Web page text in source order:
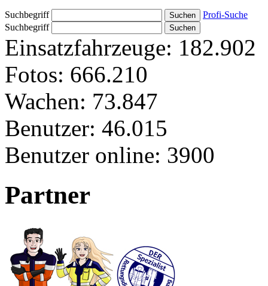
Suchbegriff
Profi-Suche
Suchbegriff
Einsatzfahrzeuge: 182.902
Fotos: 666.210
Wachen: 73.847
Benutzer: 46.015
Benutzer online: 3900
Partner